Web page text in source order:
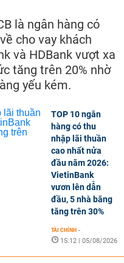
là ngân hàng có
cho vay khách
và HDBank vượt xa
tăng trên 20% nhờ
yếu kém.
TOP 10 ngân
hàng có thu
nhập lãi thuần
cao nhất nửa
đầu năm 2026:
VietinBank
vươn lên dẫn
đầu, 5 nhà băng
tăng trên 30%
TÀI CHÍNH -
15:12 | 05/08/2026